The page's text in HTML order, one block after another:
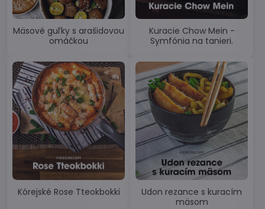
Mäsové guľky s arašidovou
omáčkou
Kuracie Chow Mein -
Symfónia na tanieri.
Kórejské Rose Tteokbokki
Udon rezance s kuracím
mäsom